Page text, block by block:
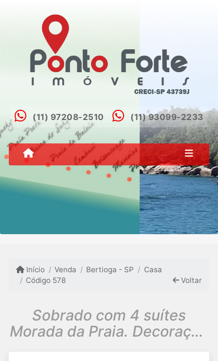
(11) 97208-2510 (11) 93099-2233
Início Venda Bertioga - SP
Casa
Código 578
Voltar
Sobrado com 4 suítes
Morada da Praia. Decoração